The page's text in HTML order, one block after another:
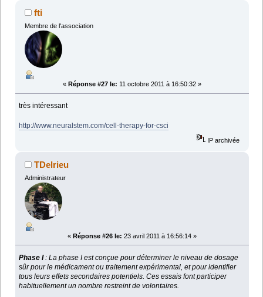
fti
Membre de l'association
« Réponse #27 le: 11 octobre 2011 à 16:50:32 »
très intéressant
http://www.neuralstem.com/cell-therapy-for-csci
IP archivée
TDelrieu
Administrateur
« Réponse #26 le: 23 avril 2011 à 16:56:14 »
Phase I: La phase I est conçue pour déterminer le niveau de dosage
sûr pour le médicament ou traitement expérimental, et pour identifier
tous leurs effets secondaires potentiels. Ces essais font participer
habituellement un nombre restreint de volontaires.